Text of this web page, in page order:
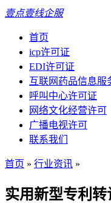
壹点壹线企服
首页
icp许可证
EDI许可证
互联网药品信息服
呼叫中心许可证
网络文化经营许可
广播电视许可
联系我们
首页 » 行业资讯 »
实用新型专利